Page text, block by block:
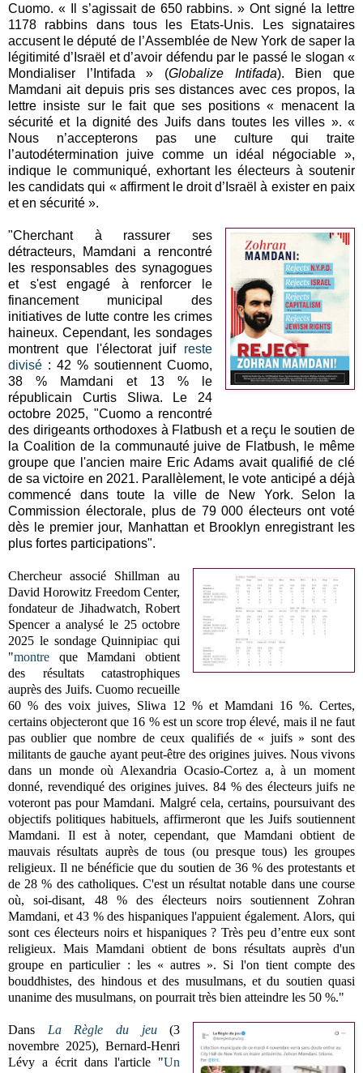
Cuomo. « Il s’agissait de 650 rabbins. » Ont signé la lettre
1178 rabbins dans tous les Etats-Unis. Les signataires
accusent le député de l’Assemblée de New York de saper la
légitimité d’Israël et d’avoir défendu par le passé le slogan «
Mondialiser l’Intifada » (Globalize Intifada). Bien que
Mamdani ait depuis pris ses distances avec ces propos, la
lettre insiste sur le fait que ses positions « menacent la
sécurité et la dignité des Juifs dans toutes les villes ». «
Nous n’accepterons pas une culture qui traite
l’autodétermination juive comme un idéal négociable »,
indique le communiqué, exhortant les électeurs à soutenir
les candidats qui « affirment le droit d’Israël à exister en paix
et en sécurité ».
"Cherchant à rassurer ses
détracteurs, Mamdani a rencontré
les responsables des synagogues
et s'est engagé à renforcer le
financement municipal des
initiatives de lutte contre les crimes
haineux. Cependant, les sondages
montrent que l'électorat juif reste
divisé : 42 % soutiennent Cuomo,
38 % Mamdani et 13 % le
républicain Curtis Sliwa. Le 24
octobre 2025, "Cuomo a rencontré
des dirigeants orthodoxes à Flatbush et a reçu le soutien de
la Coalition de la communauté juive de Flatbush, le même
groupe que l'ancien maire Eric Adams avait qualifié de clé
de sa victoire en 2021. Parallèlement, le vote anticipé a déjà
commencé dans toute la ville de New York. Selon la
Commission électorale, plus de 79 000 électeurs ont voté
dès le premier jour, Manhattan et Brooklyn enregistrant les
plus fortes participations".
Chercheur associé Shillman au
David Horowitz Freedom Center,
fondateur de Jihadwatch, Robert
Spencer a analysé le 25 octobre
2025 le sondage Quinnipiac qui
"montre que Mamdani obtient
des résultats catastrophiques
auprès des Juifs. Cuomo recueille
60 % des voix juives, Sliwa 12 % et Mamdani 16 %. Certes,
certains objecteront que 16 % est un score trop élevé, mais il ne faut
pas oublier que nombre de ceux qualifiés de « juifs » sont des
militants de gauche ayant peut-être des origines juives. Nous vivons
dans un monde où Alexandria Ocasio-Cortez a, à un moment
donné, revendiqué des origines juives. 84 % des électeurs juifs ne
voteront pas pour Mamdani. Malgré cela, certains, poursuivant des
objectifs politiques habituels, affirmeront que les Juifs soutiennent
Mamdani. Il est à noter, cependant, que Mamdani obtient de
mauvais résultats auprès de tous (ou presque tous) les groupes
religieux.Il ne bénéficie que du soutien de 36 % des protestants et
de 28 % des catholiques. C'est un résultat notable dans une course
où, soi-disant, 48 % des électeurs noirs soutiennent Zohran
Mamdani, et 43 % des hispaniques l'appuient également. Alors, qui
sont ces électeurs noirs et hispaniques ? Très peu d’entre eux sont
religieux. Mais Mamdani obtient de bons résultats auprès d'un
groupe en particulier : les « autres ». Si l'on tient compte des
bouddhistes, des hindous et des musulmans, et du soutien quasi
unanime des musulmans, on pourrait très bien atteindre les 50 %."
Dans La Règle du jeu
(3
novembre 2025), Bernard-Henri
Lévy a écrit dans l'article "Un